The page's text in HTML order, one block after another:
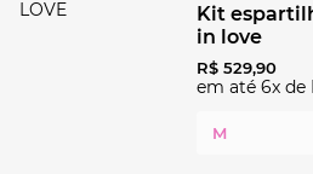
kit espartilho ilusion namorados
in love
R$ 529,90
em até 6x de
M